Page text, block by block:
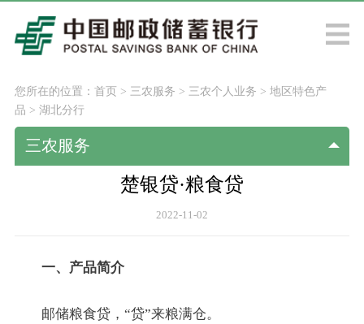
您所在的位置： 首页> 三农服务 > 三农个人业务 > 地区特色产
品 > 湖北分行
三农服务
楚银贷·粮食贷
2022-11-02
一、产品简介
邮储粮食贷，“贷”来粮满仓。